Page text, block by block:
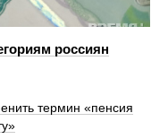
россиян
термин «пенсия